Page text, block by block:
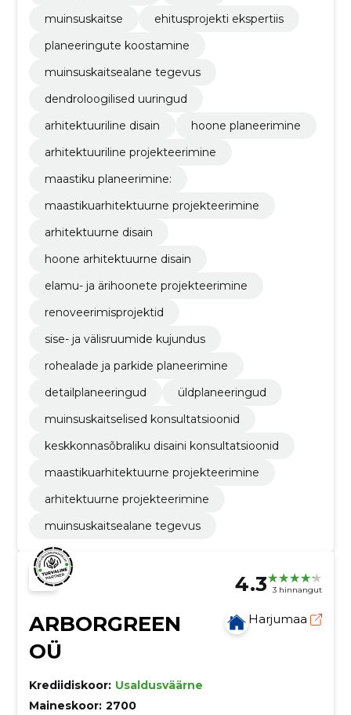
muinsuskaitse
ehitusprojekti ekspertiis
planeeringute koostamine
muinsuskaitsealane tegevus
dendroloogilised uuringud
arhitektuuriline disain
hoone planeerimine
arhitektuuriline projekteerimine
maastiku planeerimine:
maastikuarhitektuurne projekteerimine
arhitektuurne disain
hoone arhitektuurne disain
elamu- ja ärihoonete projekteerimine
renoveerimisprojektid
sise- ja välisruumide kujundus
rohealade ja parkide planeerimine
detailplaneeringud
üldplaneeringud
muinsuskaitselised konsultatsioonid
keskkonnasõbraliku disaini konsultatsioonid
maastikuarhitektuurne projekteerimine
arhitektuurne projekteerimine
muinsuskaitsealane tegevus
4.3 3 hinnangut
ARBORGREEN
OÜ
Harjumaa
Krediidiskoor: Usaldusväärne
Maineskoor: 2700